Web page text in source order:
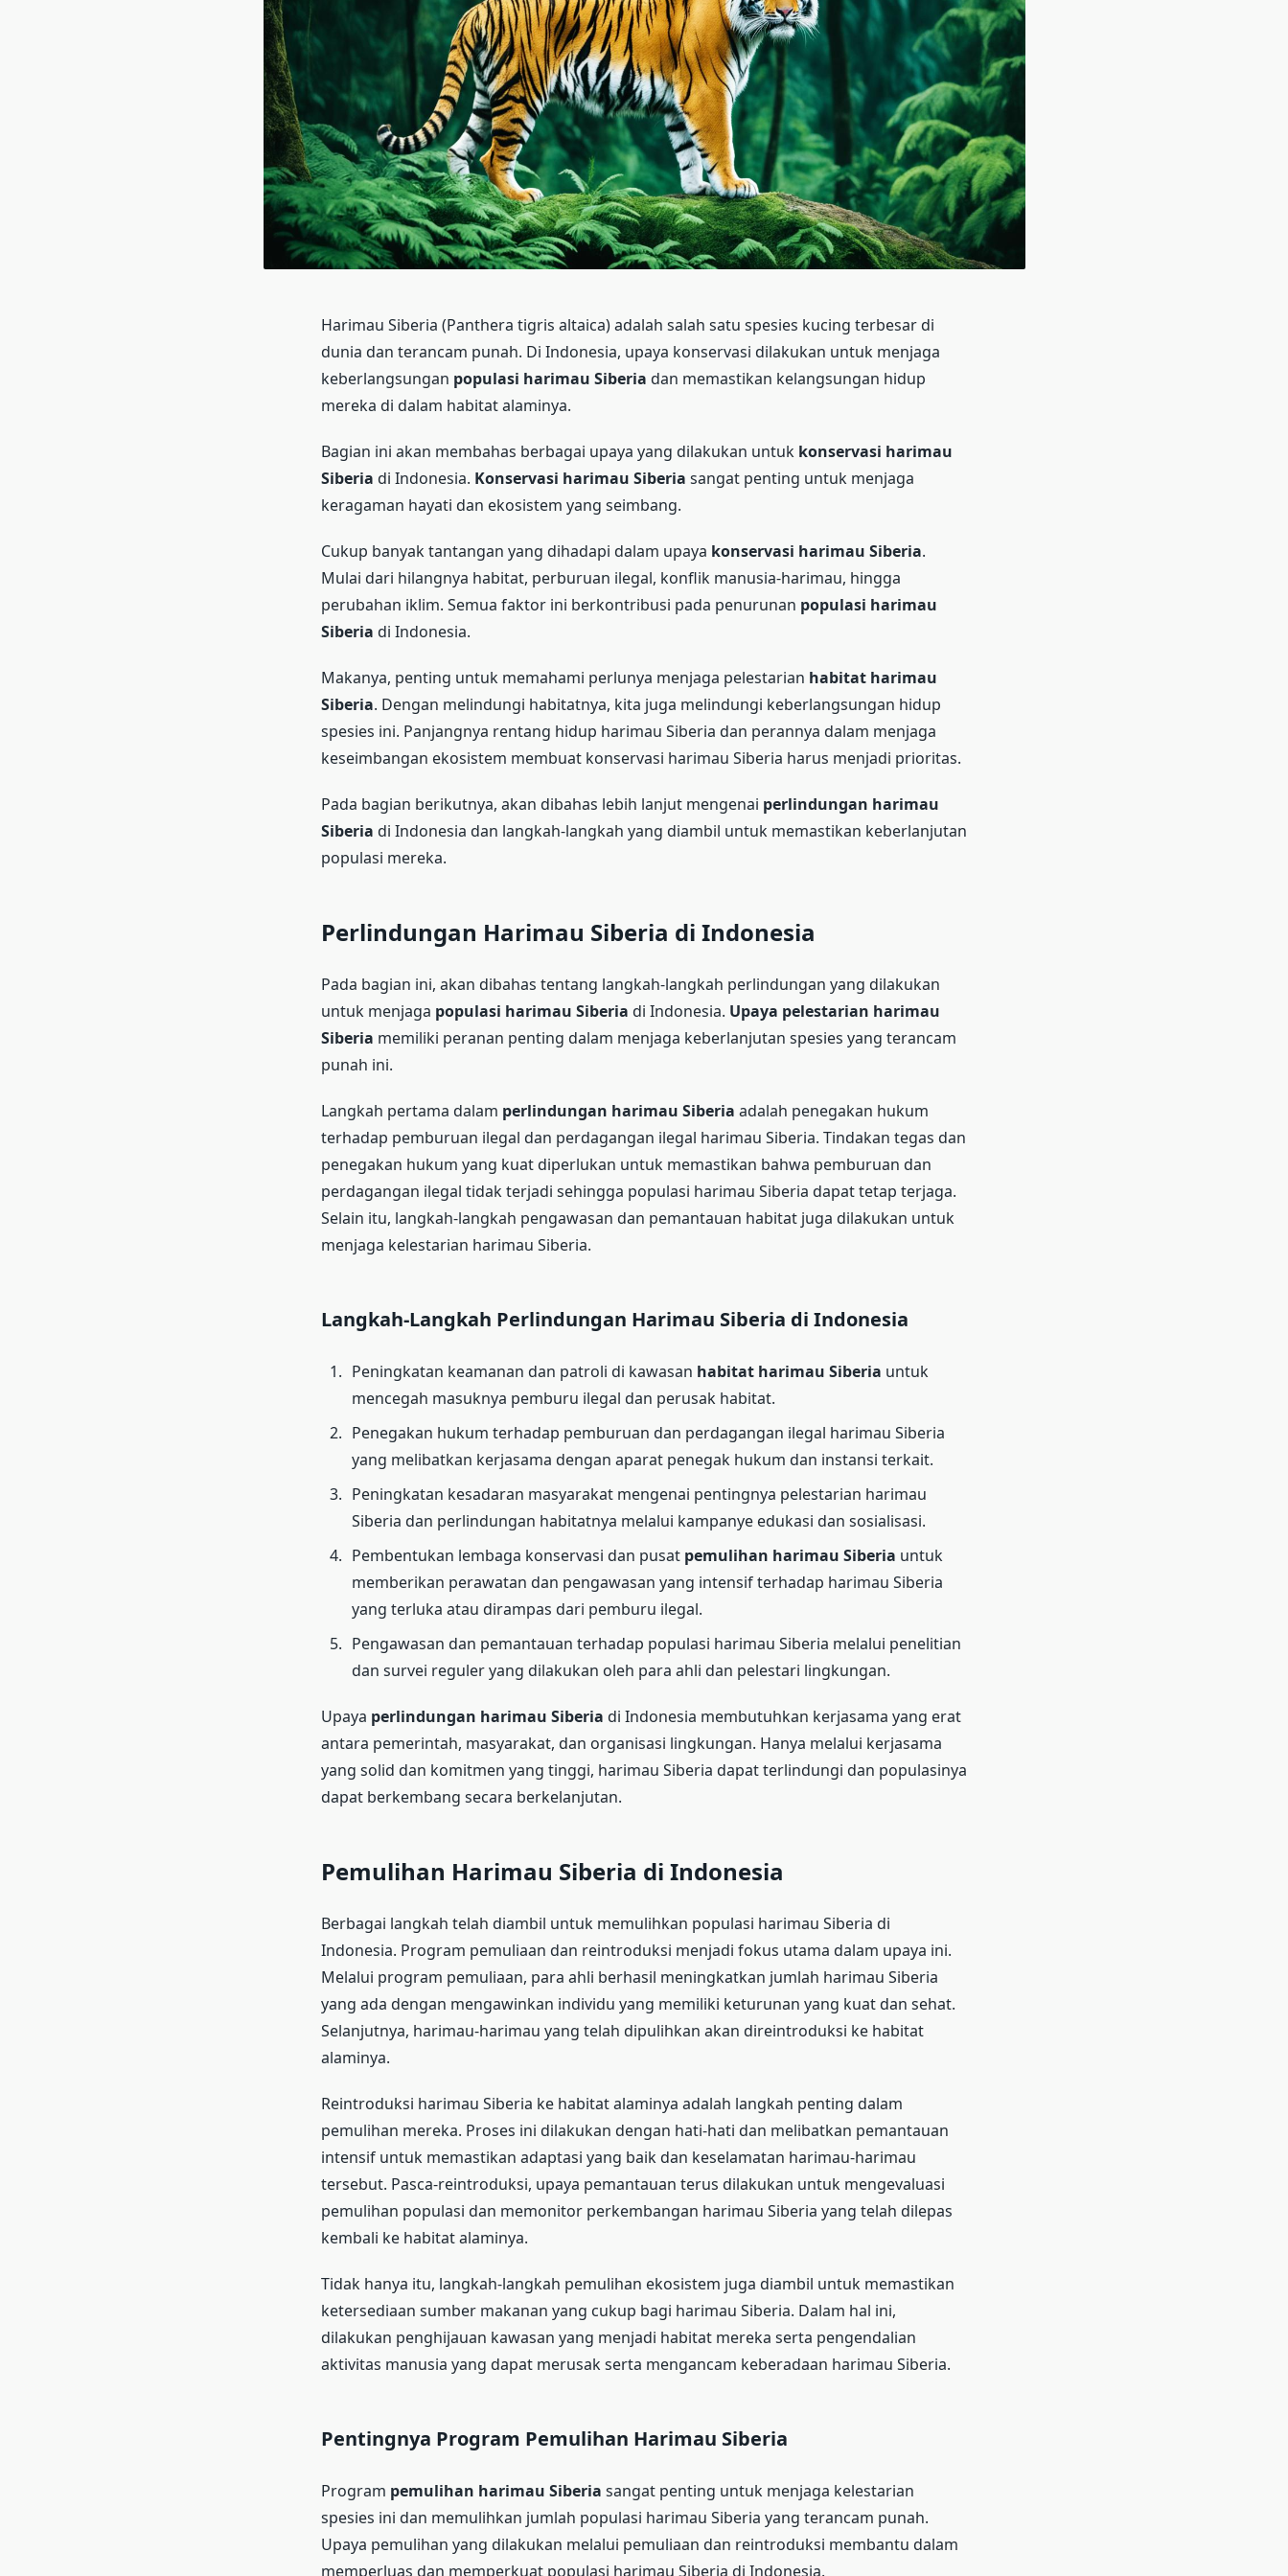
Harimau Siberia (Panthera tigris altaica) adalah salah satu spesies kucing terbesar di
dunia dan terancam punah. Di Indonesia, upaya konservasi dilakukan untuk menjaga
keberlangsungan populasi harimau Siberia dan memastikan kelangsungan hidup
mereka di dalam habitat alaminya.
Bagian ini akan membahas berbagai upaya yang dilakukan untuk konservasi harimau
Siberia di Indonesia. Konservasi harimau Siberia sangat penting untuk menjaga
keragaman hayati dan ekosistem yang seimbang.
Cukup banyak tantangan yang dihadapi dalam upaya konservasi harimau Siberia.
Mulai dari hilangnya habitat, perburuan ilegal, konflik manusia-harimau, hingga
perubahan iklim. Semua faktor ini berkontribusi pada penurunan populasi harimau
Siberia di Indonesia.
Makanya, penting untuk memahami perlunya menjaga pelestarian habitat harimau
Siberia. Dengan melindungi habitatnya, kita juga melindungi keberlangsungan hidup
spesies ini. Panjangnya rentang hidup harimau Siberia dan perannya dalam menjaga
keseimbangan ekosistem membuat konservasi harimau Siberia harus menjadi prioritas.
Pada bagian berikutnya, akan dibahas lebih lanjut mengenai perlindungan harimau
Siberia di Indonesia dan langkah-langkah yang diambil untuk memastikan keberlanjutan
populasi mereka.
Perlindungan Harimau Siberia di Indonesia
Pada bagian ini, akan dibahas tentang langkah-langkah perlindungan yang dilakukan
untuk menjaga populasi harimau Siberia di Indonesia. Upaya pelestarian harimau
Siberia memiliki peranan penting dalam menjaga keberlanjutan spesies yang terancam
punah ini.
Langkah pertama dalam perlindungan harimau Siberia adalah penegakan hukum
terhadap pemburuan ilegal dan perdagangan ilegal harimau Siberia. Tindakan tegas dan
penegakan hukum yang kuat diperlukan untuk memastikan bahwa pemburuan dan
perdagangan ilegal tidak terjadi sehingga populasi harimau Siberia dapat tetap terjaga.
Selain itu, langkah-langkah pengawasan dan pemantauan habitat juga dilakukan untuk
menjaga kelestarian harimau Siberia.
Langkah-Langkah Perlindungan Harimau Siberia di Indonesia
Peningkatan keamanan dan patroli di kawasan habitat harimau Siberia untuk
mencegah masuknya pemburu ilegal dan perusak habitat.
Penegakan hukum terhadap pemburuan dan perdagangan ilegal harimau Siberia
yang melibatkan kerjasama dengan aparat penegak hukum dan instansi terkait.
Peningkatan kesadaran masyarakat mengenai pentingnya pelestarian harimau
Siberia dan perlindungan habitatnya melalui kampanye edukasi dan sosialisasi.
Pembentukan lembaga konservasi dan pusat pemulihan harimau Siberia untuk
memberikan perawatan dan pengawasan yang intensif terhadap harimau Siberia
yang terluka atau dirampas dari pemburu ilegal.
Pengawasan dan pemantauan terhadap populasi harimau Siberia melalui penelitian
dan survei reguler yang dilakukan oleh para ahli dan pelestari lingkungan.
Upaya perlindungan harimau Siberia di Indonesia membutuhkan kerjasama yang erat
antara pemerintah, masyarakat, dan organisasi lingkungan. Hanya melalui kerjasama
yang solid dan komitmen yang tinggi, harimau Siberia dapat terlindungi dan populasinya
dapat berkembang secara berkelanjutan.
Pemulihan Harimau Siberia di Indonesia
Berbagai langkah telah diambil untuk memulihkan populasi harimau Siberia di
Indonesia. Program pemuliaan dan reintroduksi menjadi fokus utama dalam upaya ini.
Melalui program pemuliaan, para ahli berhasil meningkatkan jumlah harimau Siberia
yang ada dengan mengawinkan individu yang memiliki keturunan yang kuat dan sehat.
Selanjutnya, harimau-harimau yang telah dipulihkan akan direintroduksi ke habitat
alaminya.
Reintroduksi harimau Siberia ke habitat alaminya adalah langkah penting dalam
pemulihan mereka. Proses ini dilakukan dengan hati-hati dan melibatkan pemantauan
intensif untuk memastikan adaptasi yang baik dan keselamatan harimau-harimau
tersebut. Pasca-reintroduksi, upaya pemantauan terus dilakukan untuk mengevaluasi
pemulihan populasi dan memonitor perkembangan harimau Siberia yang telah dilepas
kembali ke habitat alaminya.
Tidak hanya itu, langkah-langkah pemulihan ekosistem juga diambil untuk memastikan
ketersediaan sumber makanan yang cukup bagi harimau Siberia. Dalam hal ini,
dilakukan penghijauan kawasan yang menjadi habitat mereka serta pengendalian
aktivitas manusia yang dapat merusak serta mengancam keberadaan harimau Siberia.
Pentingnya Program Pemulihan Harimau Siberia
Program pemulihan harimau Siberia sangat penting untuk menjaga kelestarian
spesies ini dan memulihkan jumlah populasi harimau Siberia yang terancam punah.
Upaya pemulihan yang dilakukan melalui pemuliaan dan reintroduksi membantu dalam
memperluas dan memperkuat populasi harimau Siberia di Indonesia.